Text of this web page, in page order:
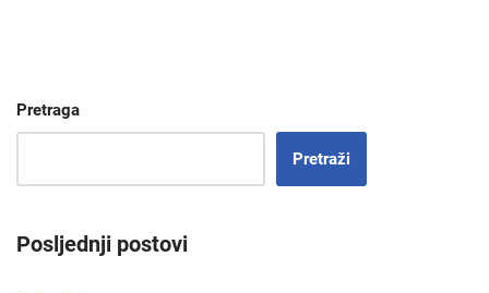
Pretraga
Pretraži
Posljednji postovi